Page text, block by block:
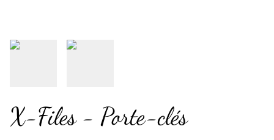
X-Files - Porte-clés